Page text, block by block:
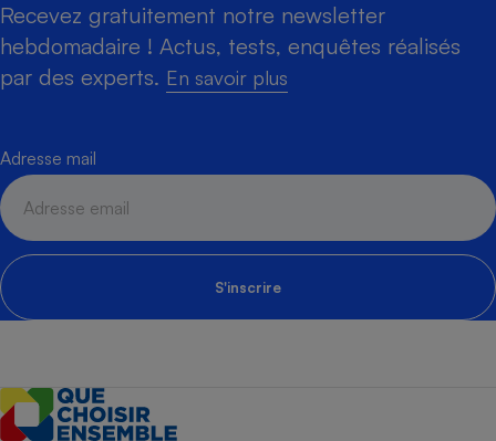
Recevez gratuitement notre newsletter
hebdomadaire ! Actus, tests, enquêtes réalisés
par des experts. En savoir plus
Adresse mail
S'inscrire